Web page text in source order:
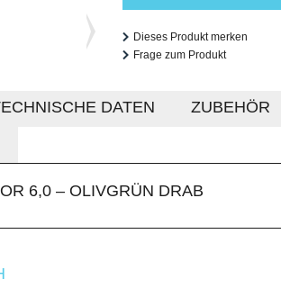
Dieses Produkt merken
Frage zum Produkt
DATEN ZUBEHÖR
6,0 – OLIVGRÜN DRAB